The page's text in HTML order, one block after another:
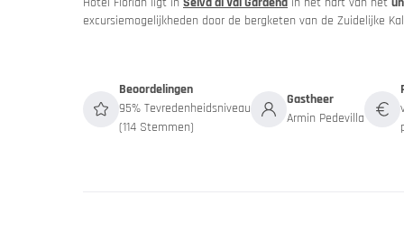
excursiemogelijkheden door de bergketen van de Zuidelijke
Beoordelingen
95% Tevredenheidsniveau
(114 Stemmen)
Gastheer
Armin Pedevilla